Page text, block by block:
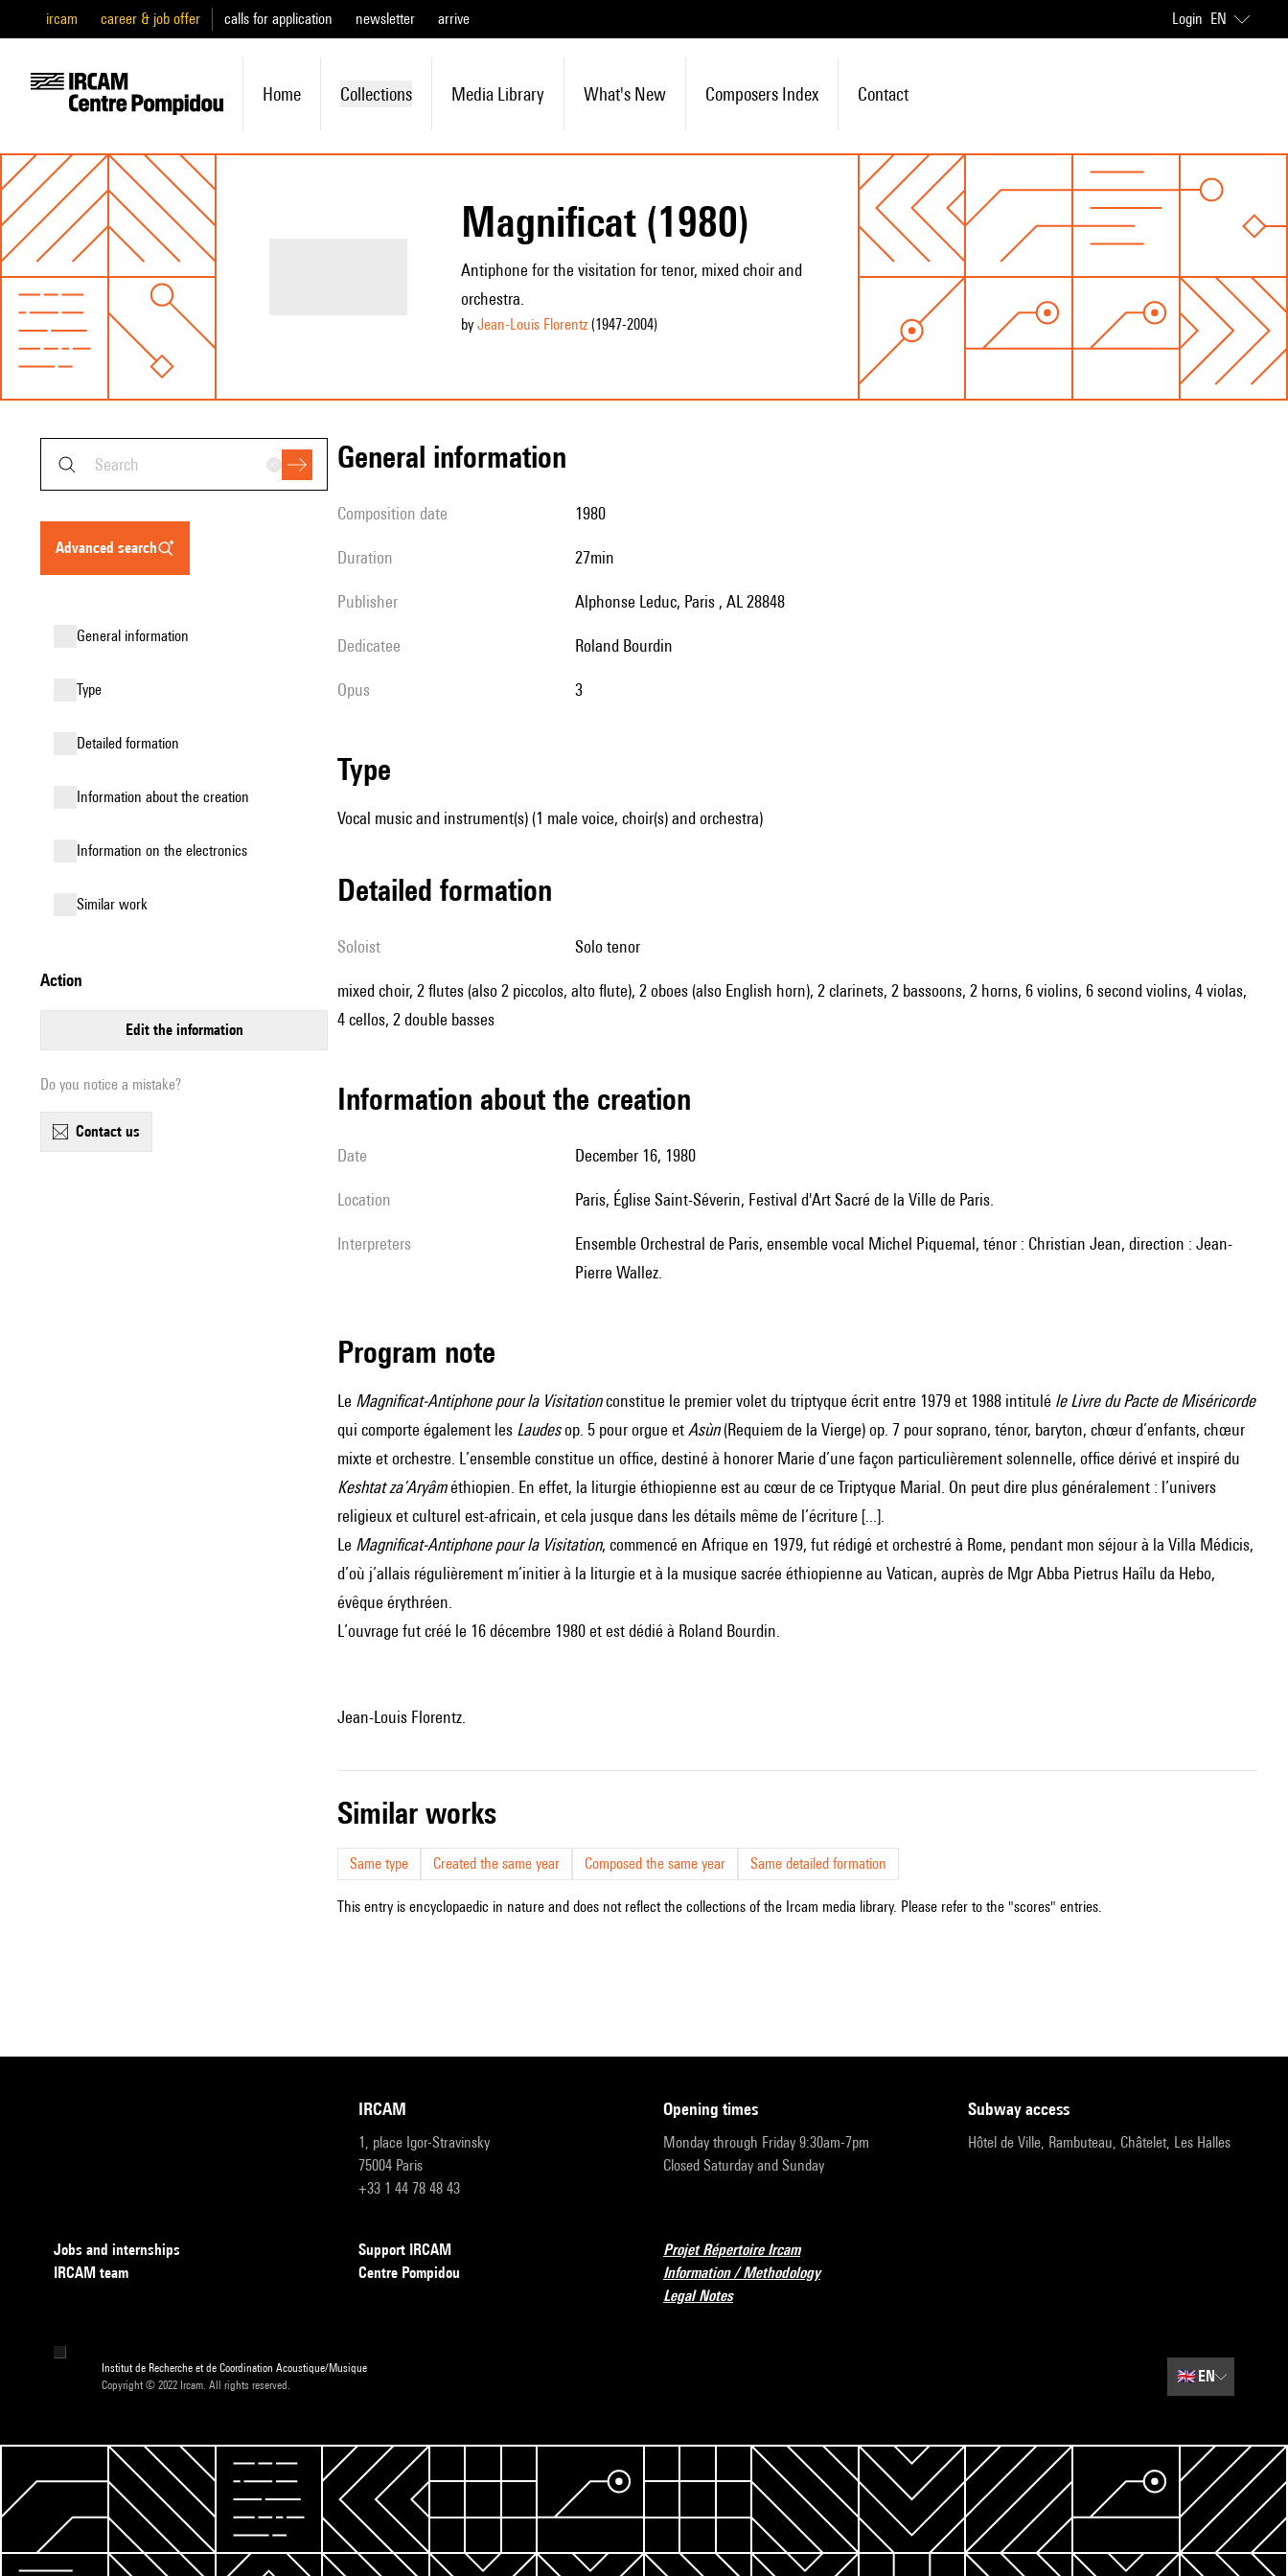
ircam career & job offer calls for application newsletter arrive Login EN
Home Collections Media Library What's New Composers Index Contact
Magnificat (1980)
Antiphone for the visitation for tenor, mixed choir and
orchestra.
by Jean-Louis Florentz(1947-2004)
advanced search
general information
type
detailed formation
information about the creation
Information on the electronics
similar work
action
edit the information
Do you notice a mistake?
contact us
general information
composition date 1980
duration 27min
publisher Alphonse Leduc, Paris , AL 28848
Dedicatee Roland Bourdin
Opus 3
type
Vocal music and instrument(s) (1 male voice, choir(s) and orchestra)
detailed formation
Soloist solo tenor
mixed choir, 2 flutes (also 2 piccolos, alto flute), 2 oboes (also English horn), 2 clarinets, 2 bassoons, 2 horns, 6 violins, 6 second violins, 4 violas,
4 cellos, 2 double basses
information about the creation
date December 16, 1980
location Paris, Église Saint-Séverin, Festival d'Art Sacré de la Ville de Paris.
interpreters
Ensemble Orchestral de Paris, ensemble vocal Michel Piquemal, ténor : Christian Jean, direction : Jean-
Pierre Wallez.
Program note
Le Magnificat-Antiphone pour la Visitationconstitue le premier volet du triptyque écrit entre 1979 et 1988 intitulé le Livre du Pacte de Miséricorde
qui comporte également les Laudesop. 5 pour orgue et Asùn(Requiem de la Vierge) op. 7 pour soprano, ténor, baryton, chœur d’enfants, chœur
mixte et orchestre. L’ensemble constitue un office, destiné à honorer Marie d’une façon particulièrement solennelle, office dérivé et inspiré du
Keshtat za’Aryâméthiopien. En effet, la liturgie éthiopienne est au cœur de ce Triptyque Marial. On peut dire plus généralement : l’univers
religieux et culturel est-africain, et cela jusque dans les détails même de l’écriture [...].
Le Magnificat-Antiphone pour la Visitation, commencé en Afrique en 1979, fut rédigé et orchestré à Rome, pendant mon séjour à la Villa Médicis,
d’où j’allais régulièrement m’initier à la liturgie et à la musique sacrée éthiopienne au Vatican, auprès de Mgr Abba Pietrus Haîlu da Hebo,
évêque érythréen.
L’ouvrage fut créé le 16 décembre 1980 et est dédié à Roland Bourdin.
Jean-Louis Florentz.
similar works
Same type Created the same year Composed the same year Same detailed formation
This entry is encyclopaedic in nature and does not reflect the collections of the Ircam media library. Please refer to the "scores" entries.
IRCAM
1, place Igor-Stravinsky
75004 Paris
+33 1 44 78 48 43
opening times
Monday through Friday 9:30am-7pm
Closed Saturday and Sunday
subway access
Hôtel de Ville, Rambuteau, Châtelet, Les Halles
Jobs and internships
IRCAM team
Support IRCAM
Centre Pompidou
Projet Répertoire Ircam
Information / Methodology
Legal Notes
Institut de Recherche et de Coordination Acoustique/Musique
Copyright © 2022 Ircam. All rights reserved.
🇬🇧EN